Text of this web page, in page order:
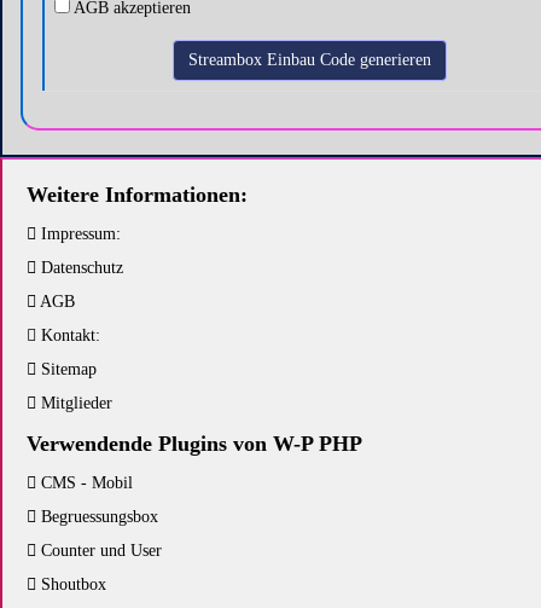
AGB akzeptieren
Weitere Informationen:
Impressum:
Datenschutz
AGB
Kontakt:
Sitemap
Mitglieder
Verwendende Plugins von W-P PHP
CMS - Mobil
Begruessungsbox
Counter und User
Shoutbox